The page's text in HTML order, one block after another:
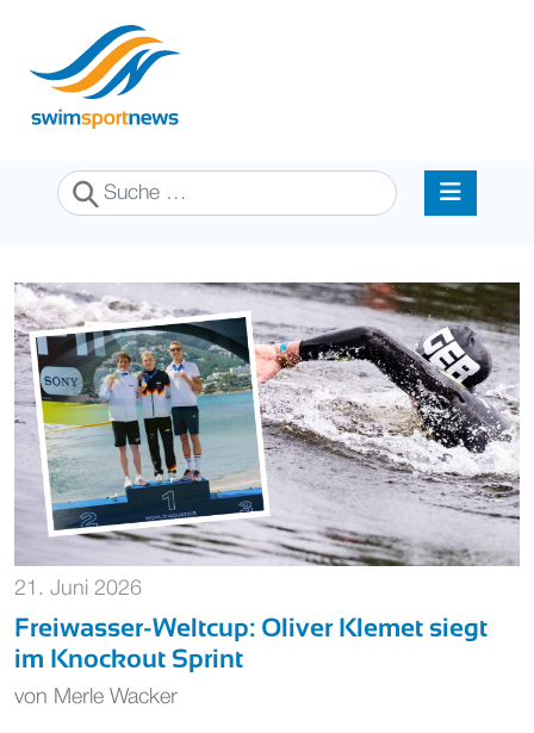
Suchen
21. Juni 2026
Freiwasser-Weltcup: Oliver Klemet siegt
im Knockout Sprint
von Merle Wacker